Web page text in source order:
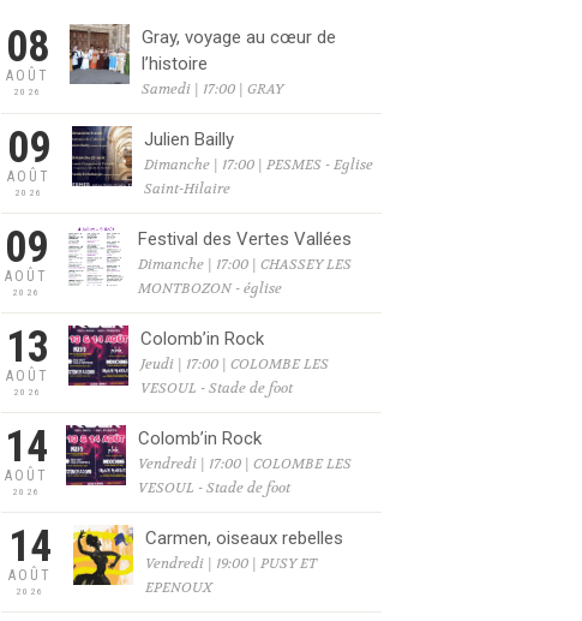
08
AOÛT
2026
Gray, voyage au cœur de
l’histoire
Samedi | 17:00 | GRAY
09
AOÛT
2026
Julien Bailly
Dimanche | 17:00 | PESMES - Eglise
Saint-Hilaire
09
AOÛT
2026
Festival des Vertes Vallées
Dimanche | 17:00 | CHASSEY LES
MONTBOZON - église
13
AOÛT
2026
Colomb’in Rock
Jeudi | 17:00 | COLOMBE LES
VESOUL - Stade de foot
14
AOÛT
2026
Colomb’in Rock
Vendredi | 17:00 | COLOMBE LES
VESOUL - Stade de foot
14
AOÛT
2026
Carmen, oiseaux rebelles
Vendredi | 19:00 | PUSY ET
EPENOUX